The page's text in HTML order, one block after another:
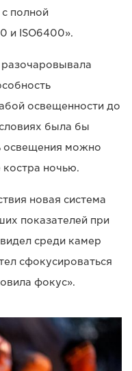
полной
и ISO6400».
разочаровывала
освещенности до
была бы
освещения можно
костра ночью.
новая система
показателей при
среди камер
сфокусироваться
фокус».